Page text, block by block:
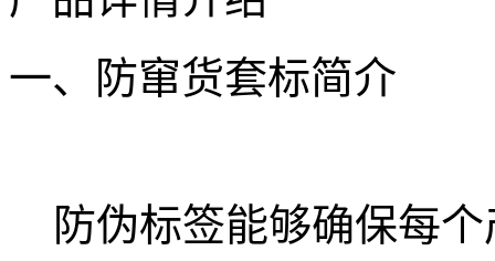
一、防窜货套标简介
防伪标签能够确保每个